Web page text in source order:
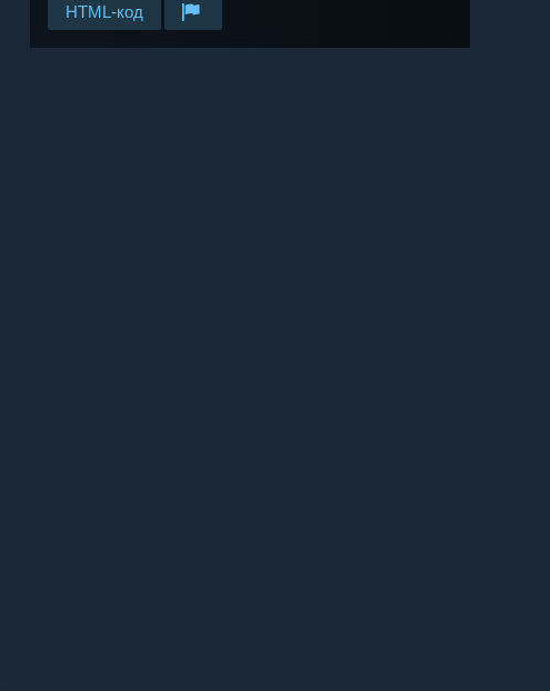
HTML-код